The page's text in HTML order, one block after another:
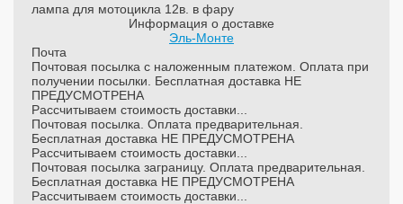
лампа для мотоцикла 12в. в фару
Информация о доставке
Эль-Монте
Почта
Почтовая посылка с наложенным платежом. Оплата при
получении посылки. Бесплатная доставка НЕ
ПРЕДУСМОТРЕНА
Рассчитываем стоимость доставки...
Почтовая посылка. Оплата предварительная.
Бесплатная доставка НЕ ПРЕДУСМОТРЕНА
Рассчитываем стоимость доставки...
Почтовая посылка заграницу. Оплата предварительная.
Бесплатная доставка НЕ ПРЕДУСМОТРЕНА
Рассчитываем стоимость доставки...